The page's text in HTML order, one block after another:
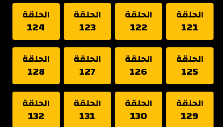
الحلقة
121
الحلقة
122
الحلقة
123
الحلقة
124
الحلقة
125
الحلقة
126
الحلقة
127
الحلقة
128
الحلقة
129
الحلقة
130
الحلقة
131
الحلقة
132